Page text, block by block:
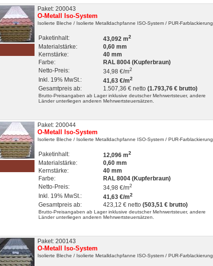
Paket: 200043
O-Metall Iso-System
Isolierte Bleche / Isolierte Metalldachpfanne ISO-System / PUR-Farblackierung
Paketinhalt: 43,092 m2
Materialstärke:
0,60 mm
Kernstärke:
40 mm
Farbe:
RAL 8004 (Kupferbraun)
Netto-Preis:
34,98 €/m2
Inkl. 19% MwSt.: 41,63 €/m2
Gesamtpreis ab: 1.507,36 € netto (1.793,76 € brutto)
Brutto-Preisangaben ab Lager inklusive deutscher Mehrwertsteuer, andere
Länder unterliegen anderen Mehrwertsteuersätzen.
Paket: 200044
O-Metall Iso-System
Isolierte Bleche / Isolierte Metalldachpfanne ISO-System / PUR-Farblackierung
Paketinhalt: 12,096 m2
Materialstärke:
0,60 mm
Kernstärke:
40 mm
Farbe:
RAL 8004 (Kupferbraun)
Netto-Preis:
34,98 €/m2
Inkl. 19% MwSt.: 41,63 €/m2
Gesamtpreis ab: 423,12 € netto (503,51 € brutto)
Brutto-Preisangaben ab Lager inklusive deutscher Mehrwertsteuer, andere
Länder unterliegen anderen Mehrwertsteuersätzen.
Paket: 200143
O-Metall Iso-System
Isolierte Bleche / Isolierte Metalldachpfanne ISO-System / PUR-Farblackierung